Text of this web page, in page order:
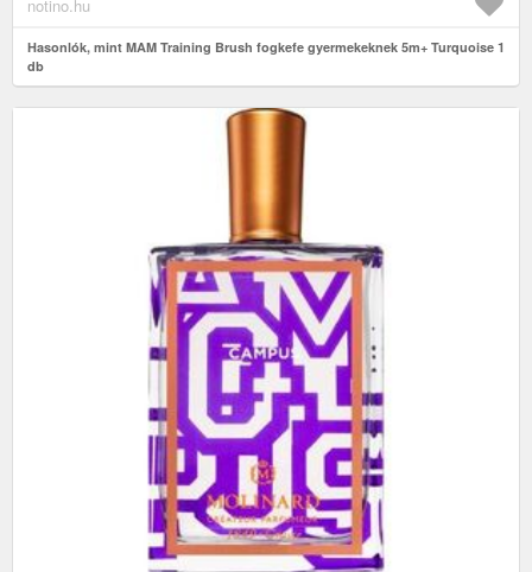
notino.hu
Hasonlók, mint MAM Training Brush fogkefe gyermekeknek 5m+ Turquoise 1
db